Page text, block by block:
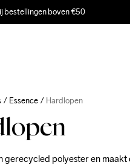
bestellingen boven €50
Essence Hardlopen
polyester en maakt